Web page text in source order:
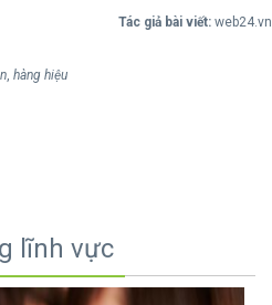
Tác giả bài viết: web24.vn
, hàng hiệu
lĩnh vực